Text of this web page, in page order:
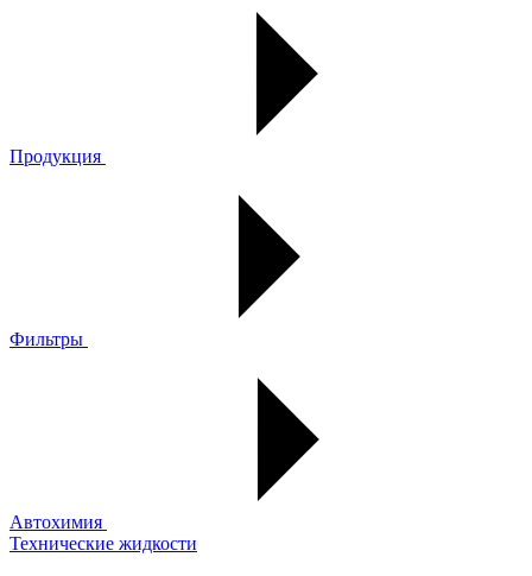
Продукция
Фильтры
Автохимия
Технические жидкости